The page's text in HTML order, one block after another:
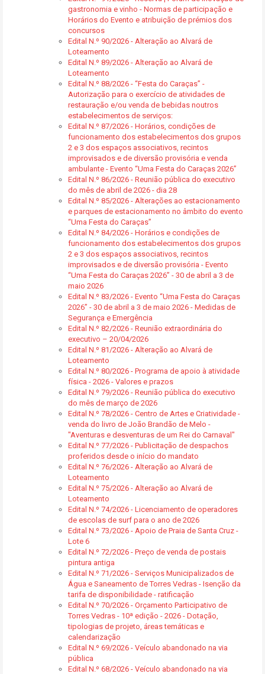
gastronomia e vinho - Normas de participação e
Horários do Evento e atribuição de prémios dos
concursos
Edital N.º 90/2026 - Alteração ao Alvará de
Loteamento
Edital N.º 89/2026 - Alteração ao Alvará de
Loteamento
Edital N.º 88/2026 - “Festa do Caraças” -
Autorização para o exercício de atividades de
restauração e/ou venda de bebidas noutros
estabelecimentos de serviços:
Edital N.º 87/2026 - Horários, condições de
funcionamento dos estabelecimentos dos grupos
2 e 3 dos espaços associativos, recintos
improvisados e de diversão provisória e venda
ambulante - Evento “Uma Festa do Caraças 2026”
Edital N.º 86/2026 - Reunião pública do executivo
do mês de abril de 2026 - dia 28
Edital N.º 85/2026 - Alterações ao estacionamento
e parques de estacionamento no âmbito do evento
“Uma Festa do Caraças”
Edital N.º 84/2026 - Horários e condições de
funcionamento dos estabelecimentos dos grupos
2 e 3 dos espaços associativos, recintos
improvisados e de diversão provisória - Evento
“Uma Festa do Caraças 2026” - 30 de abril a 3 de
maio 2026
Edital N.º 83/2026 - Evento “Uma Festa do Caraças
2026” - 30 de abril a 3 de maio 2026 - Medidas de
Segurança e Emergência
Edital N.º 82/2026 - Reunião extraordinária do
executivo – 20/04/2026
Edital N.º 81/2026 - Alteração ao Alvará de
Loteamento
Edital N.º 80/2026 - Programa de apoio à atividade
física - 2026 - Valores e prazos
Edital N.º 79/2026 - Reunião pública do executivo
do mês de março de 2026
Edital N.º 78/2026 - Centro de Artes e Criatividade -
venda do livro de João Brandão de Melo -
"Aventuras e desventuras de um Rei do Carnaval"
Edital N.º 77/2026 - Publicitação de despachos
proferidos desde o início do mandato
Edital N.º 76/2026 - Alteração ao Alvará de
Loteamento
Edital N.º 75/2026 - Alteração ao Alvará de
Loteamento
Edital N.º 74/2026 - Licenciamento de operadores
de escolas de surf para o ano de 2026
Edital N.º 73/2026 - Apoio de Praia de Santa Cruz -
Lote 6
Edital N.º 72/2026 - Preço de venda de postais
pintura antiga
Edital N.º 71/2026 - Serviços Municipalizados de
Água e Saneamento de Torres Vedras - Isenção da
tarifa de disponibilidade - ratificação
Edital N.º 70/2026 - Orçamento Participativo de
Torres Vedras - 10ª edição - 2026 - Dotação,
tipologias de projeto, áreas temáticas e
calendarização
Edital N.º 69/2026 - Veículo abandonado na via
pública
Edital N.º 68/2026 - Veículo abandonado na via